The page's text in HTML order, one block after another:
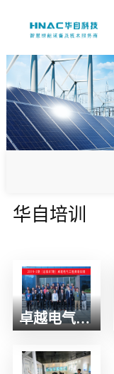
华自培训
卓越电气工程师培训班